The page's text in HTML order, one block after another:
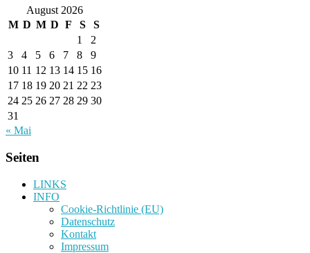
August 2026
M D M D F S
S
1
2
3
4 5 6 7 8
9
10 11 12 13 14 15 16
17 18 19 20 21 22 23
24 25 26 27 28 29 30
31
« Mai
Seiten
LINKS
INFO
Cookie-Richtlinie (EU)
Datenschutz
Kontakt
Impressum